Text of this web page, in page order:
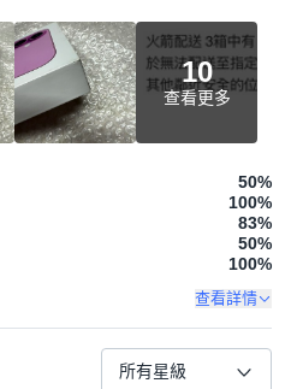
10
查看更多
50%
100%
83%
50%
100%
查看詳情
所有星級